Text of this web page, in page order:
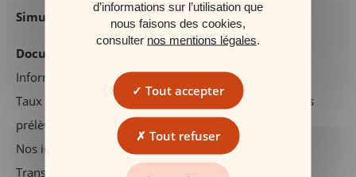
Simulateurs
Documents réglementaires
Information précontractuelle
Taux de rendement nets du fonds euros en 2025, hors
prélèvements sociaux et fiscaux
Nos investissements durables
Transparence des frais
d’informations sur l’utilisation que
nous faisons des cookies,
consulter nos mentions légales
Tout accepter
Tout refuser